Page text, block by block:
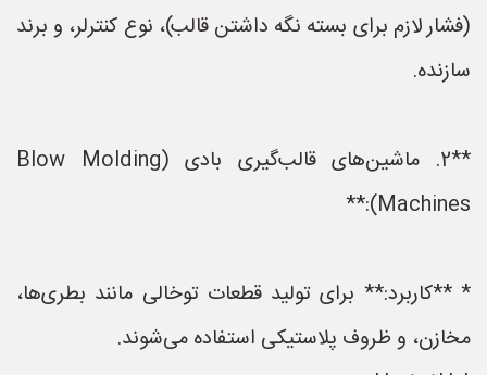
(فشار لازم برای بسته نگه داشتن قالب)، نوع کنترلر، و برند
سازنده.
**2. ماشین‌های قالب‌گیری بادی (Blow Molding
Machines):**
* **کاربرد:** برای تولید قطعات توخالی مانند بطری‌ها،
مخازن، و ظروف پلاستیکی استفاده می‌شوند.